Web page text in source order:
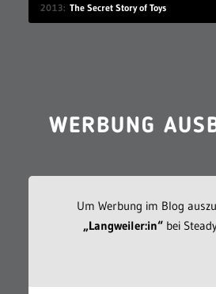
2013 The Secret Story of Toys
WERBUNG
Um Werbung im Blog
„Langweiler:in“bei